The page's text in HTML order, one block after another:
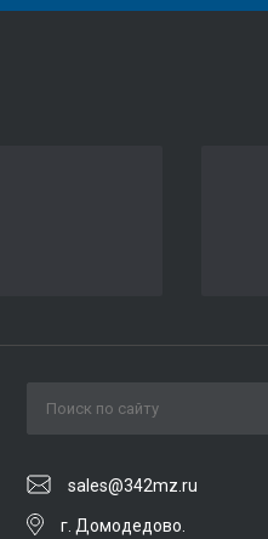
sales@342mz.ru
г. Домодедово.